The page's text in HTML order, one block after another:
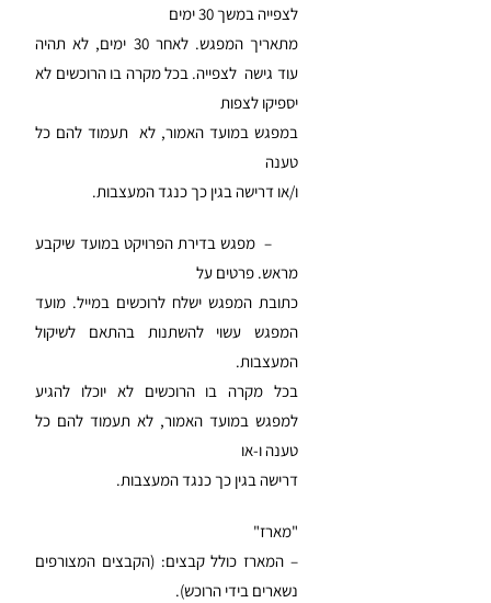
לצפייה במשך 30 ימים
מתאריך המפגש. לאחר 30 ימים, לא תהיה
עוד גישה לצפייה. בכל מקרה בו הרוכשים לא
יספיקו לצפות
במפגש במועד האמור, לא תעמוד להם כל
טענה
ו/או דרישה בגין כך כנגד המעצבות.
– מפגש בדירת הפרויקט במועד שיקבע
מראש. פרטים על
כתובת המפגש ישלח לרוכשים במייל. מועד
המפגש עשוי להשתנות בהתאם לשיקול
המעצבות.
בכל מקרה בו הרוכשים לא יוכלו להגיע
למפגש במועד האמור, לא תעמוד להם כל
טענה ו-או
דרישה בגין כך כנגד המעצבות.
"מארז"
– המארז כולל קבצים: (הקבצים המצורפים
נשארים בידי הרוכש).